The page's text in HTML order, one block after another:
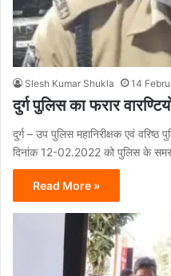
Slesh Kumar Shukla 14
दुर्ग पुलिस का फरार
दुर्ग – उप पुलिस महानिरीक्षक एवं वरिष्ठ
दिनांक 12-02.2022 को पुलिस के
Read More »